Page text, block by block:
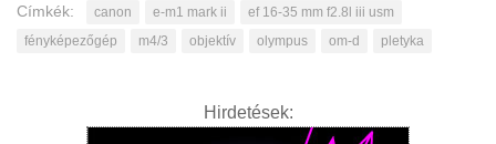
Címkék: canon e-m1 mark ii
ef 16-35 mm f2.8l iii usm
fényképezőgép
m4/3 objektív olympus om-d pletyka
Hirdetések: